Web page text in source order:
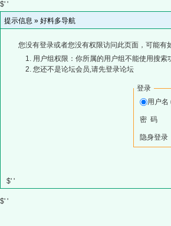
$' '
提示信息 » 好料多导航
您没有登录或者您没有权限访问此页面，可能有
用户组权限：你所属的用户组不能使用搜索
您还不是论坛会员,请先登录论坛
登录
用户名
密 码
隐身登录
$' '
$' '